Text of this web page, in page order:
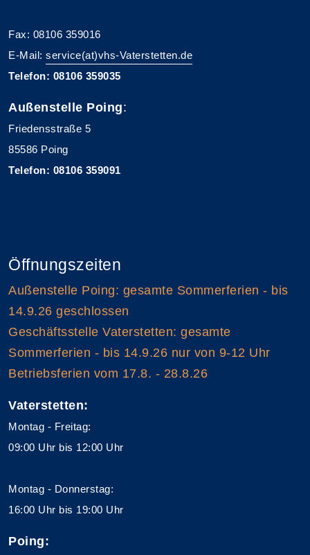
Fax: 08106 359016
E-Mail: service(at)vhs-Vaterstetten.de
Telefon: 08106 359035
Außenstelle Poing:
Friedensstraße 5
85586 Poing
Telefon: 08106 359091
Öffnungszeiten
Außenstelle Poing: gesamte Sommerferien - bis
14.9.26 geschlossen
Geschäftsstelle Vaterstetten: gesamte
Sommerferien - bis 14.9.26 nur von 9-12 Uhr
Betriebsferien vom 17.8. - 28.8.26
Vaterstetten:
Montag - Freitag:
09:00 Uhr bis 12:00 Uhr
Montag - Donnerstag:
16:00 Uhr bis 19:00 Uhr
Poing: